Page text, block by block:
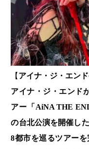
【 アイナ・ジ・エン
アイナ・ジ・エンド
アー「AiNA THE
の台北公演を開催し
8都市を巡るツアー